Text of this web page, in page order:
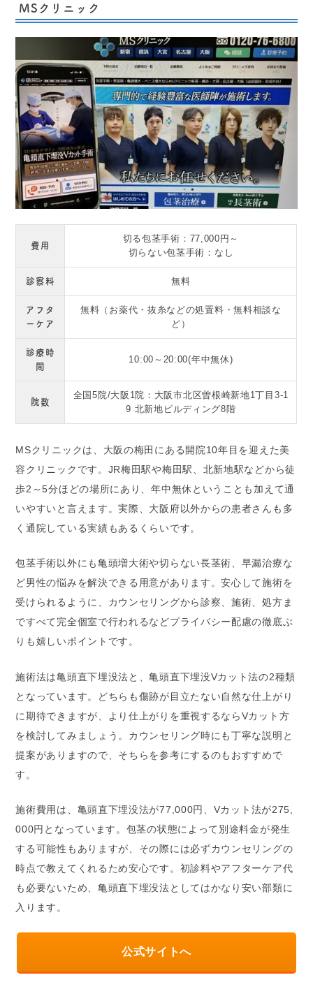
MSクリニック
費用
切る包茎手術：77,000円～
切らない包茎手術：なし
診察料 無料
アフタ
ーケア
無料（お薬代・抜糸などの処置料・無料相談な
ど）
診療時
間
10:00～20:00(年中無休)
院数
全国5院/大阪1院：大阪市北区曽根崎新地1丁目3-1
9 北新地ビルディング8階
MSクリニックは、大阪の梅田にある開院10年目を迎えた美
容クリニックです。JR梅田駅や梅田駅、北新地駅などから徒
歩2～5分ほどの場所にあり、年中無休ということも加えて通
いやすいと言えます。実際、大阪府以外からの患者さんも多
く通院している実績もあるくらいです。
包茎手術以外にも亀頭増大術や切らない長茎術、早漏治療な
ど男性の悩みを解決できる用意があります。安心して施術を
受けられるように、カウンセリングから診察、施術、処方ま
ですべて完全個室で行われるなどプライバシー配慮の徹底ぶ
りも嬉しいポイントです。
施術法は亀頭直下埋没法と、亀頭直下埋没Vカット法の2種類
となっています。どちらも傷跡が目立たない自然な仕上がり
に期待できますが、より仕上がりを重視するならVカット方
を検討してみましょう。カウンセリング時にも丁寧な説明と
提案がありますので、そちらを参考にするのもおすすめで
す。
施術費用は、亀頭直下埋没法が77,000円、Vカット法が275,
000円となっています。包茎の状態によって別途料金が発生
する可能性もありますが、その際には必ずカウンセリングの
時点で教えてくれるため安心です。初診料やアフターケア代
も必要ないため、亀頭直下埋没法としてはかなり安い部類に
入ります。
公式サイトへ